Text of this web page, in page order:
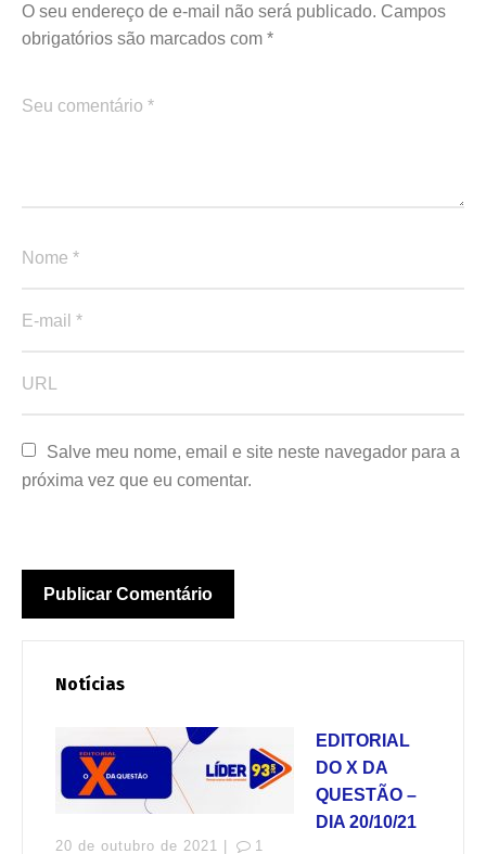
O seu endereço de e-mail não será publicado. Campos
obrigatórios são marcados com *
Salve meu nome, email e site neste navegador para a
próxima vez que eu comentar.
Notícias
EDITORIAL
DO X DA
QUESTÃO –
DIA 20/10/21
20 de outubro de 2021 | 1